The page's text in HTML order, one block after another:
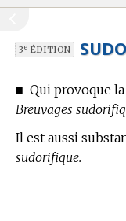
3eÉDITION
■ Qui provoque la
Breuvages
Il est aussi
sudorifique.